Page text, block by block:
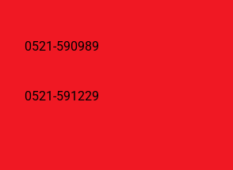
0521-590989
0521-591229